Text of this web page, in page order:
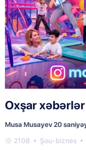
Oxşar xəbərlər
Musa Musayev 20
2108 Şou-biznes